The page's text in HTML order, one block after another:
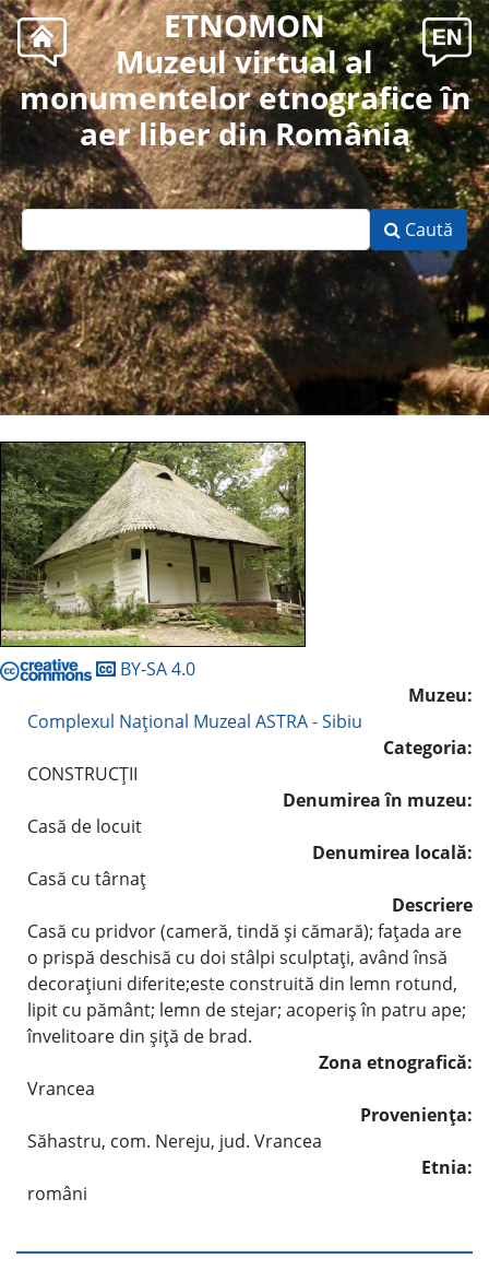
ETNOMON
Muzeul virtual al
monumentelor etnografice în
aer liber din România
Caută
BY-SA 4.0
Muzeu:
Complexul Naţional Muzeal ASTRA - Sibiu
Categoria:
CONSTRUCŢII
Denumirea în muzeu:
Casă de locuit
Denumirea locală:
Casă cu târnaţ
Descriere
Casă cu pridvor (cameră, tindă şi cămară); faţada are
o prispă deschisă cu doi stâlpi sculptaţi, având însă
decoraţiuni diferite;este construită din lemn rotund,
lipit cu pământ; lemn de stejar; acoperiş în patru ape;
învelitoare din şiţă de brad.
Zona etnografică:
Vrancea
Provenienţa:
Săhastru, com. Nereju, jud. Vrancea
Etnia:
români